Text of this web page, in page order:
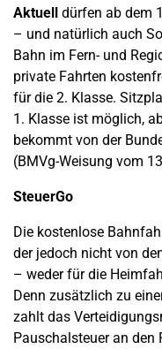
Aktuell dürfen ab dem
– und natürlich auch
Bahn im Fern- und
private Fahrten
für die 2. Klasse.
1. Klasse ist möglich,
bekommt von der
(BMVg-Weisung vom
SteuerGo
Die kostenlose
der jedoch nicht von
– weder für die
Denn zusätzlich zu
zahlt das
Pauschalsteuer an den